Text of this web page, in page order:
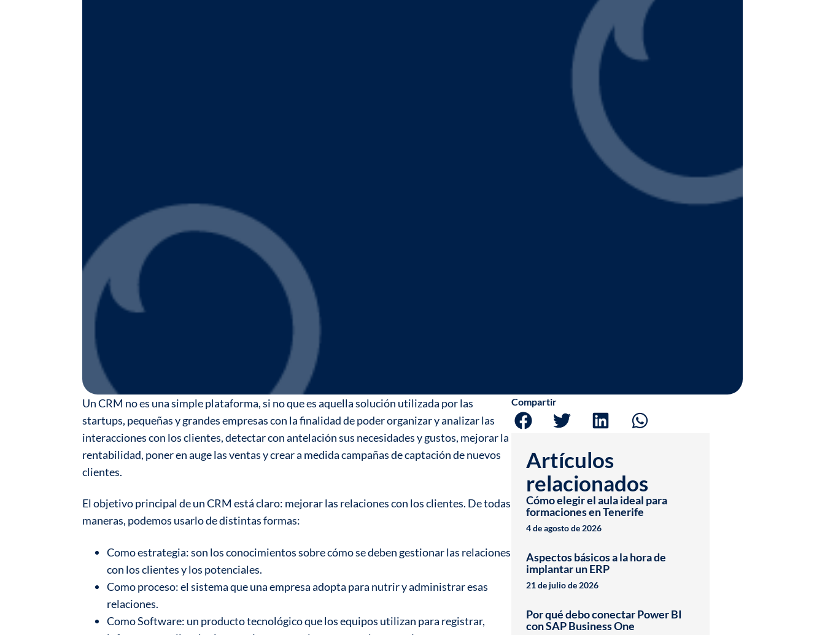
Un CRM no es una simple plataforma, si no que es aquella solución utilizada por las
startups, pequeñas y grandes empresas con la finalidad de poder organizar y analizar las
interacciones con los clientes, detectar con antelación sus necesidades y gustos, mejorar la
rentabilidad, poner en auge las ventas y crear a medida campañas de captación de nuevos
clientes.
El objetivo principal de un CRM está claro: mejorar las relaciones con los clientes. De todas
maneras, podemos usarlo de distintas formas:
Como estrategia: son los conocimientos sobre cómo se deben gestionar las relaciones
con los clientes y los potenciales.
Como proceso: el sistema que una empresa adopta para nutrir y administrar esas
relaciones.
Como Software: un producto tecnológico que los equipos utilizan para registrar,
Compartir
Artículos
relacionados
Cómo elegir el aula ideal para
formaciones en Tenerife
4 de agosto de 2026
Aspectos básicos a la hora de
implantar un ERP
21 de julio de 2026
Por qué debo conectar Power BI
con SAP Business One